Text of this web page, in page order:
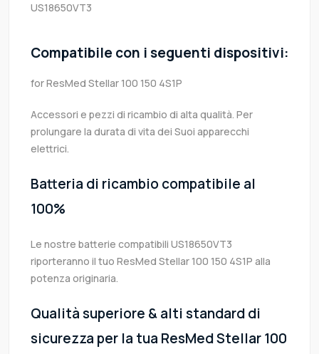
US18650VT3
Compatibile con i seguenti dispositivi:
for ResMed Stellar 100 150 4S1P
Accessori e pezzi di ricambio di alta qualità. Per
prolungare la durata di vita dei Suoi apparecchi
elettrici.
Batteria di ricambio compatibile al
100%
Le nostre batterie compatibili US18650VT3
riporteranno il tuo ResMed Stellar 100 150 4S1P alla
potenza originaria.
Qualità superiore & alti standard di
sicurezza per la tua ResMed Stellar 100